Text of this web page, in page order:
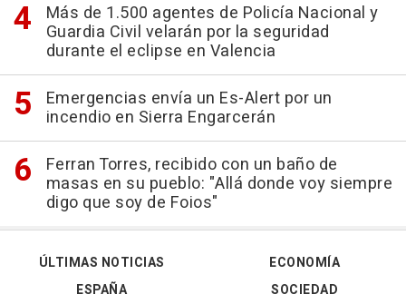
Más de 1.500 agentes de Policía Nacional y
Guardia Civil velarán por la seguridad
durante el eclipse en Valencia
Emergencias envía un Es-Alert por un
incendio en Sierra Engarcerán
Ferran Torres, recibido con un baño de
masas en su pueblo: "Allá donde voy siempre
digo que soy de Foios"
ÚLTIMAS NOTICIAS
ESPAÑA
ECONOMÍA
SOCIEDAD